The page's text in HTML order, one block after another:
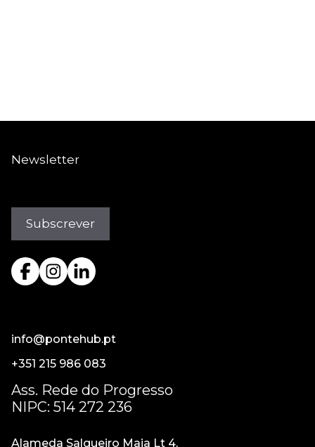
Newsletter
info@pontehub.pt
+351 215 986 083
Ass. Rede do Progresso
NIPC: 514 272 236
Alameda Salgueiro Maia Lt 4,